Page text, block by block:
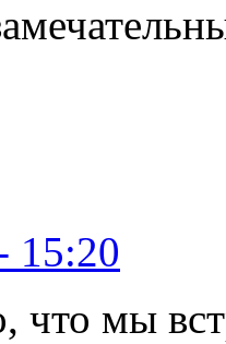
15:20
что мы